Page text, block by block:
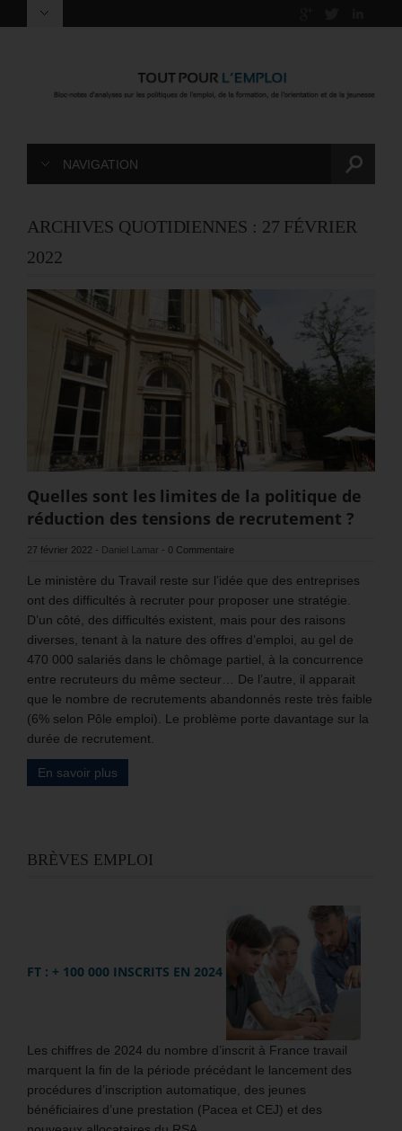
NAVIGATION
ARCHIVES QUOTIDIENNES : 27 FÉVRIER
2022
Quelles sont les limites de la politique de
réduction des tensions de recrutement ?
27 février 2022 - Daniel Lamar - 0 Commentaire
Le ministère du Travail reste sur l’idée que des entreprises
ont des difficultés à recruter pour proposer une stratégie.
D’un côté, des difficultés existent, mais pour des raisons
diverses, tenant à la nature des offres d’emploi, au gel de
470 000 salariés dans le chômage partiel, à la concurrence
entre recruteurs du même secteur… De l’autre, il apparait
que le nombre de recrutements abandonnés reste très faible
(6% selon Pôle emploi). Le problème porte davantage sur la
durée de recrutement.
En savoir plus
BRÈVES EMPLOI
FT : + 100 000 INSCRITS EN 2024
Les chiffres de 2024 du nombre d’inscrit à France travail
marquent la fin de la période précédant le lancement des
procédures d’inscription automatique, des jeunes
bénéficiaires d’une prestation (Pacea et CEJ) et des